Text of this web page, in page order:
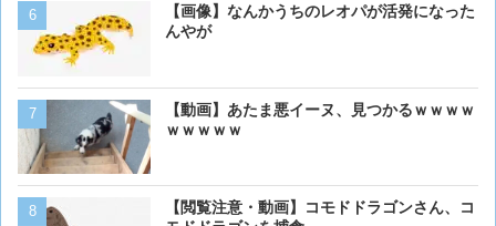
【画像】なんかうちのレオパが活発になった
んやが
【動画】あたま悪イーヌ、見つかるｗｗｗｗ
ｗｗｗｗｗ
【閲覧注意・動画】コモドドラゴンさん、コ
【画像】 アメリカのケー
ベーリング海のカニ漁「月
【動画】男性、ロバにちょ